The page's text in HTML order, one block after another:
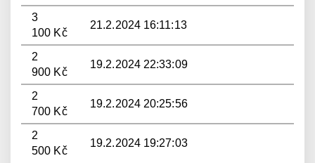
3
100 Kč
21.2.2024 16:11:13
2
900 Kč
19.2.2024 22:33:09
2
700 Kč
19.2.2024 20:25:56
2
500 Kč
19.2.2024 19:27:03